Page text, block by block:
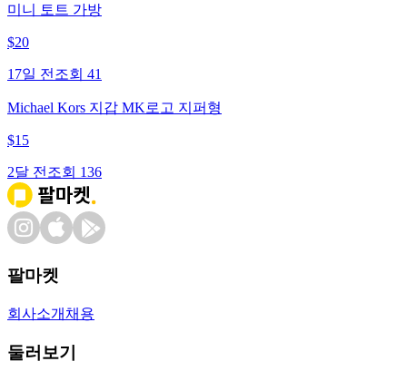
미니 토트 가방
$20
17일 전 조회 41
Michael Kors 지갑 MK로고 지퍼형
$15
2달 전 조회 136
팔마켓
회사소개 채용
둘러보기